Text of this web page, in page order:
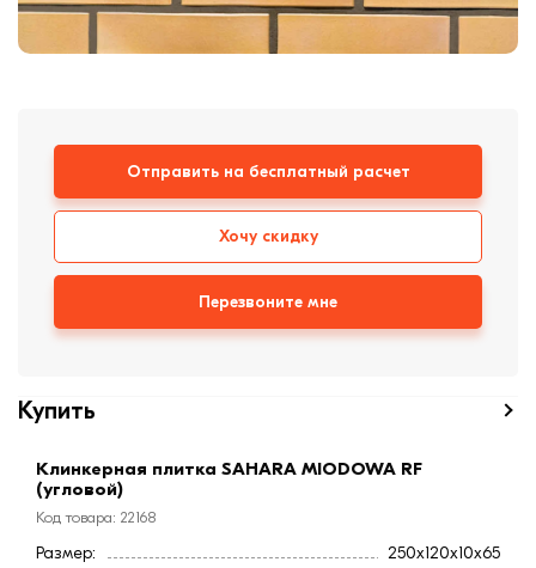
формовки
Клинкерная плитка
Отправить на бесплатный расчет
Хочу скидку
Перезвоните мне
Купить
Клинкерная плитка SAHARA MIODOWA RF
(угловой)
Код товара: 22168
Размер:
250x120x10x65